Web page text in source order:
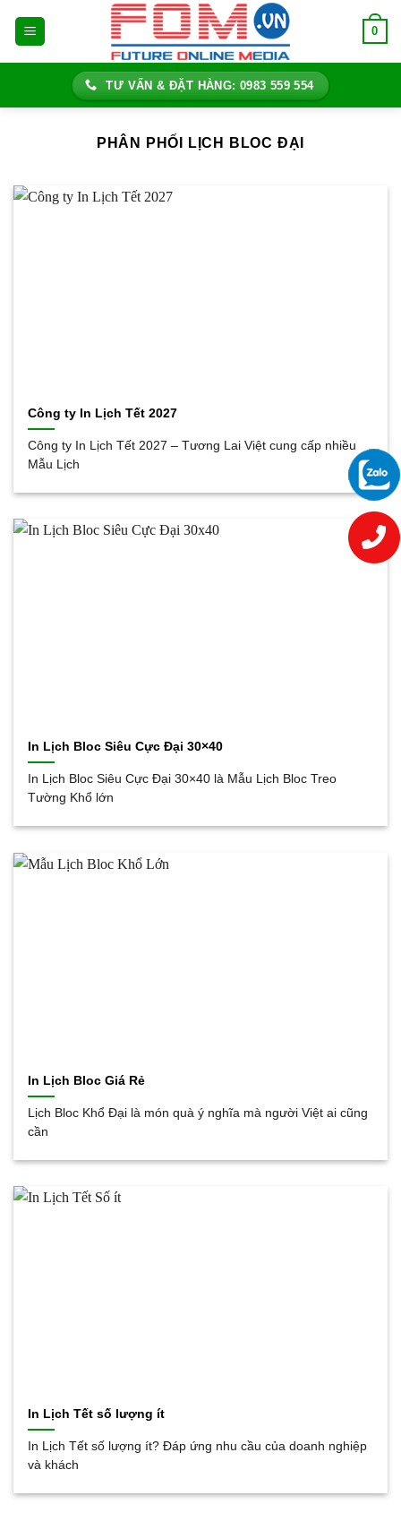
0
TƯ VẤN & ĐẶT HÀNG: 0983 559 554
PHÂN PHỐI LỊCH BLOC ĐẠI
Công ty In Lịch Tết 2027
Công ty In Lịch Tết 2027 – Tương Lai Việt cung cấp nhiều
Mẫu Lịch
In Lịch Bloc Siêu Cực Đại 30×40
In Lịch Bloc Siêu Cực Đại 30×40 là Mẫu Lịch Bloc Treo
Tường Khổ lớn
In Lịch Bloc Giá Rẻ
Lịch Bloc Khổ Đại là món quà ý nghĩa mà người Việt ai cũng
cần
In Lịch Tết số lượng ít
In Lịch Tết số lượng ít? Đáp ứng nhu cầu của doanh nghiệp
và khách